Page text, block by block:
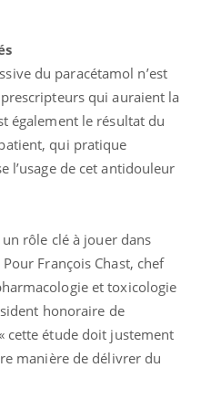
du paracétamol n’est
qui auraient la
également le résultat du
qui pratique
l’usage de cet antidouleur
rôle clé à jouer dans
François Chast, chef
et toxicologie
honoraire de
cette étude doit justement
manière de délivrer du